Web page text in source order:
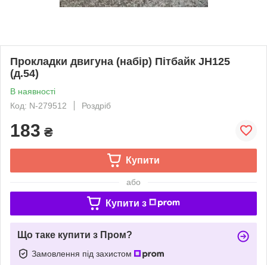
Прокладки двигуна (набір) Пітбайк JH125
(д.54)
В наявності
Код: N-279512
Роздріб
183 ₴
Купити
або
Купити з
Що таке купити з Пром?
Замовлення під захистом